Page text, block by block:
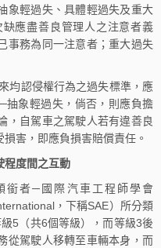
象輕過失、具體輕過失及重大
應盡善良管理人之注意者義
事務為同一注意者；重大過失
均認侵權行為之過失標準，應
抽象輕過失，倘否，則應負擔
，自駕車之駕駛人若有違善良
害，即應負損害賠償責任。
程度間之互動
者─國際汽車工程師學會
，下稱SAE）所分類
5（共6個等級），而等級3後
從駕駛人移轉至車輛本身，而